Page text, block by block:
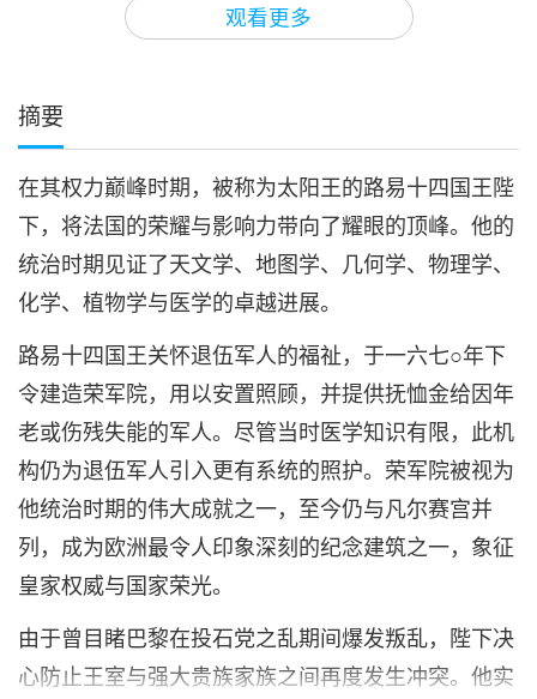
观看更多 2994
摘要
在其权力巅峰时期，被称为太阳王的路易十四国王陛
下，将法国的荣耀与影响力带向了耀眼的顶峰。他的
统治时期见证了天文学、地图学、几何学、物理学、
化学、植物学与医学的卓越进展。
路易十四国王关怀退伍军人的福祉，于一六七○年下
令建造荣军院，用以安置照顾，并提供抚恤金给因年
老或伤残失能的军人。尽管当时医学知识有限，此机
构仍为退伍军人引入更有系统的照护。荣军院被视为
他统治时期的伟大成就之一，至今仍与凡尔赛宫并
列，成为欧洲最令人印象深刻的纪念建筑之一，象征
皇家权威与国家荣光。
由于曾目睹巴黎在投石党之乱期间爆发叛乱，陛下决
心防止王室与强大贵族家族之间再度发生冲突。他实